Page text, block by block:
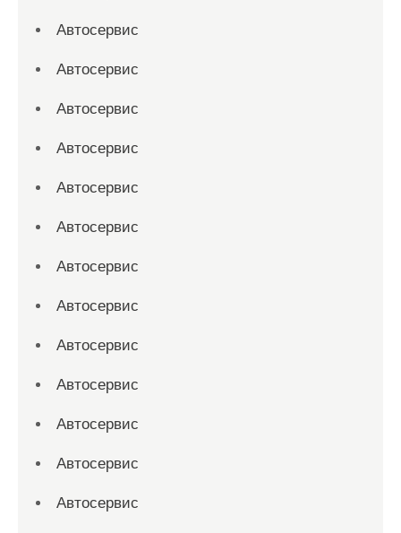
Автосервис
Автосервис
Автосервис
Автосервис
Автосервис
Автосервис
Автосервис
Автосервис
Автосервис
Автосервис
Автосервис
Автосервис
Автосервис